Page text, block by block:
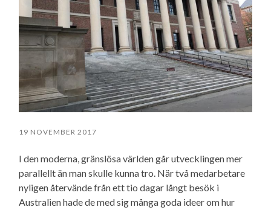
19 NOVEMBER 2017
I den moderna, gränslösa världen går utvecklingen mer
parallellt än man skulle kunna tro. När två medarbetare
nyligen återvände från ett tio dagar långt besök i
Australien hade de med sig många goda ideer om hur